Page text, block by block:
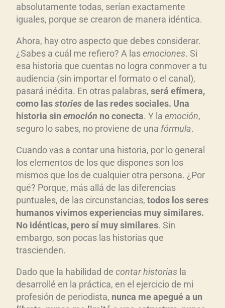
absolutamente todas, serían exactamente
iguales, porque se crearon de manera idéntica.
Ahora, hay otro aspecto que debes considerar.
¿Sabes a cuál me refiero? A lasemociones. Si
esa historia que cuentas no logra conmover a tu
audiencia (sin importar el formato o el canal),
pasará inédita. En otras palabras, será efímera,
como lasstoriesde las redes sociales. Una
historia sin emoción no conecta. Y la emoción,
seguro lo sabes, no proviene de una fórmula.
Cuando vas a contar una historia, por lo general
los elementos de los que dispones son los
mismos que los de cualquier otra persona. ¿Por
qué? Porque, más allá de las diferencias
puntuales, de las circunstancias, todos los seres
humanos vivimos experiencias muy similares.
No idénticas, pero sí muy similares. Sin
embargo, son pocas las historias que
trascienden.
Dado que la habilidad de contar historias la
desarrollé en la práctica, en el ejercicio de mi
profesión de periodista, nunca me apegué a un